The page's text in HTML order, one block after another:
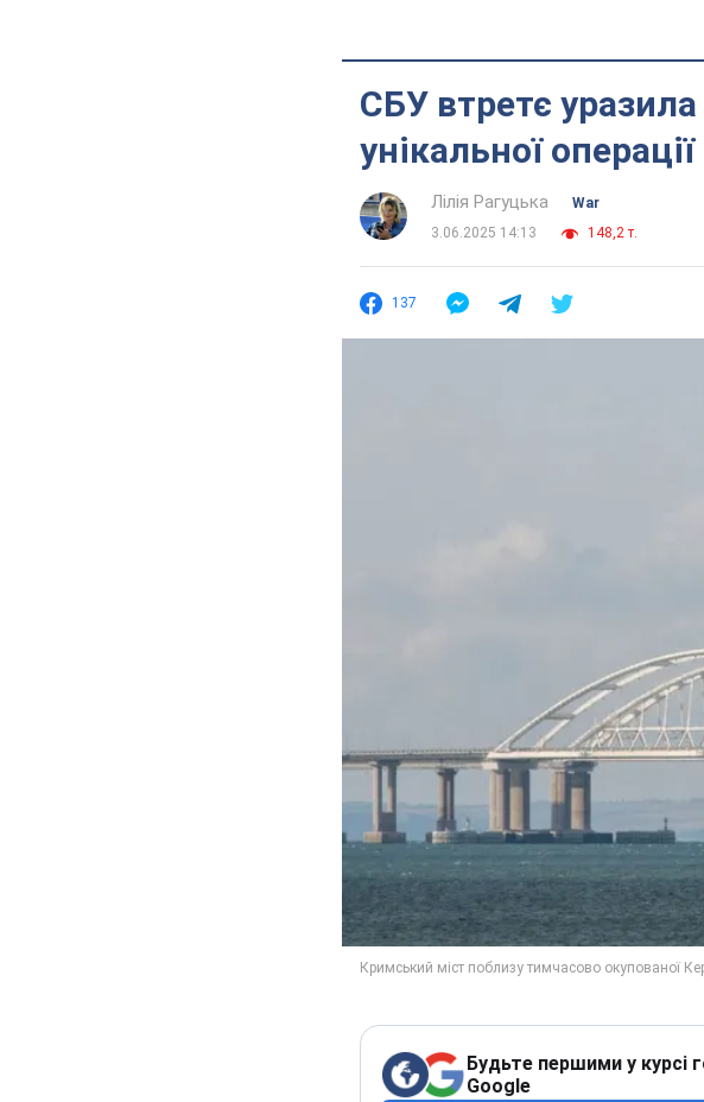
СБУ втретє
унікальної
Лілія Рагуцька
War
3.06.2025 14:13
148,2 т.
137
Будьте першими у курсі
Google